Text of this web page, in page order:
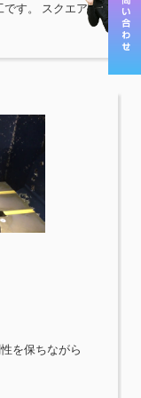
です。 スクエア
を保ちながら